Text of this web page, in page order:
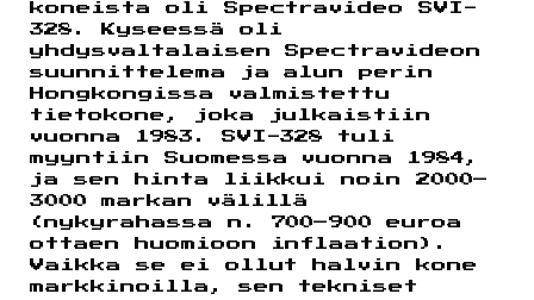
koneista oli Spectravideo SVI-
328. Kyseessä oli
yhdysvaltalaisen Spectravideon
suunnittelema ja alun perin
Hongkongissa valmistettu
tietokone, joka julkaistiin
vuonna 1983. SVI-328 tuli
myyntiin Suomessa vuonna 1984,
ja sen hinta liikkui noin 2000–
3000 markan välillä
(nykyrahassa n. 700–900 euroa
ottaen huomioon inflaation).
Vaikka se ei ollut halvin kone
markkinoilla, sen tekniset